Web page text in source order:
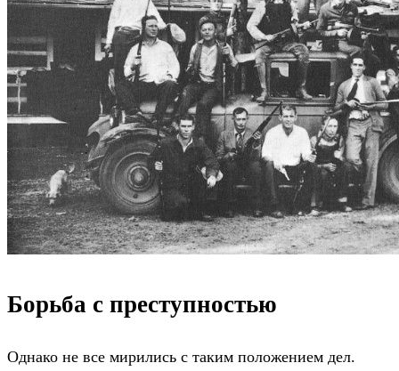
Борьба с преступностью
Однако не все мирились с таким положением дел.